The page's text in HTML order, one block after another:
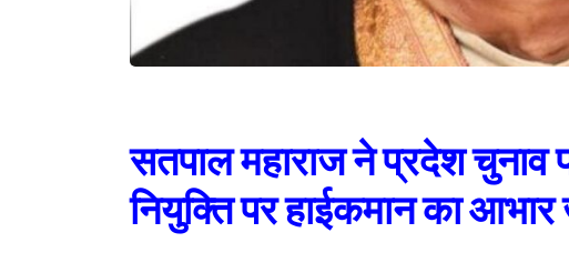
सतपाल महाराज ने प्रदेश चुनाव
नियुक्ति पर हाईकमान का आभार